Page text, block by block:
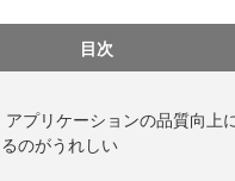
目次
アプリケーションの品質向上
るのがうれしい